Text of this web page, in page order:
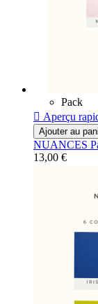
Pack
 Aperçu
Ajouter au
NUANCES
13,00 €